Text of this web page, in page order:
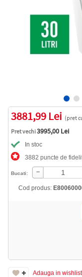
3881,99 Lei (pret
Pret vechi3995,00 Lei
In stoc
3882 puncte de
Bucati:
Cod produs:
Adauga in wishlist